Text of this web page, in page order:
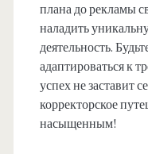
плана до рекламы
наладить
деятельность.
адаптироваться к
успех не заставит
корректорское
насыщенным!